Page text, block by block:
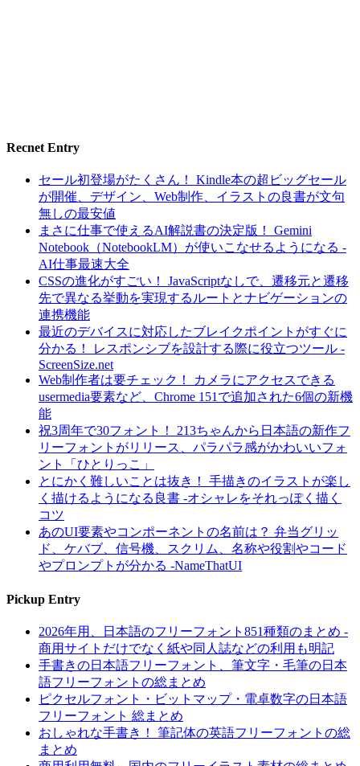
Recnet Entry
セール初登場がたくさん！ Kindle本の超ビッグセール
が開催、デザイン、Web制作、イラストの良書が文句
無しの最安値
まさに仕事で使えるAI解説書の決定版！ Gemini
Notebook（NotebookLM）が使いこなせるようになる -
AI仕事最速大全
CSSの進化がすごい！ JavaScriptなしで、遷移元と遷移
先で異なる挙動を実現するルートとナビゲーションの
連携機能
最近のデバイスに対応したブレイクポイントがすぐに
分かる！ レスポンシブを設計する際に役立つツール -
ScreenSize.net
Web制作者は要チェック！ カメラにアクセスできる
usermedia要素など、Chrome 151で追加された6個の新機
能
祝3周年で30フォント！ 213ちゃんから日本語の新作フ
リーフォントがリリース、パラパラ感がかわいいフォ
ント「ひとりっこ」
とにかく難しいことは抜き！ 手描きのイラストが楽し
く描けるようになる良書 -オシャレをそれっぽく描く
コツ
あのUI要素やコンポーネントの名前は？ 弁当グリッ
ド、ケバブ、信号機、スクリム、名称や役割やコード
やプロンプトが分かる -NameThatUI
Pickup Entry
2026年用、日本語のフリーフォント851種類のまとめ -
商用サイトだけでなく紙や同人誌などの利用も明記
手書きの日本語フリーフォント、筆文字・毛筆の日本
語フリーフォントの総まとめ
ピクセルフォント・ビットマップ・電卓数字の日本語
フリーフォント 総まとめ
おしゃれな手書き！ 筆記体の英語フリーフォントの総
まとめ